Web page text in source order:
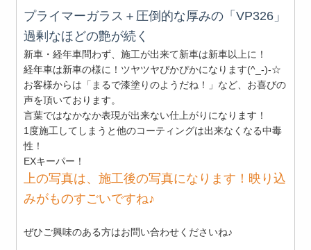
プライマーガラス＋圧倒的な厚みの「VP326」
過剰なほどの艶が続く
新車・経年車問わず、施工が出来て新車は新車以上に！
経年車は新車の様に！ツヤツヤぴかぴかになります(^_-)-☆
お客様からは「まるで漆塗りのようだね！」など、お喜びの
声を頂いております。
言葉ではなかなか表現が出来ない仕上がりになります！
1度施工してしまうと他のコーティングは出来なくなる中毒
性！
EXキーパー！
上の写真は、施工後の写真になります！映り込
みがものすごいですね♪
ぜひご興味のある方はお問い合わせくださいね♪